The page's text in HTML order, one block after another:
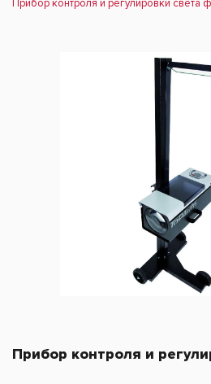
Прибор контроля и регулировки света
Прибор контроля и